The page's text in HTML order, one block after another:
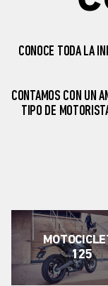
CONOCE TODA LA
CONTAMOS CON UN
TIPO DE
125